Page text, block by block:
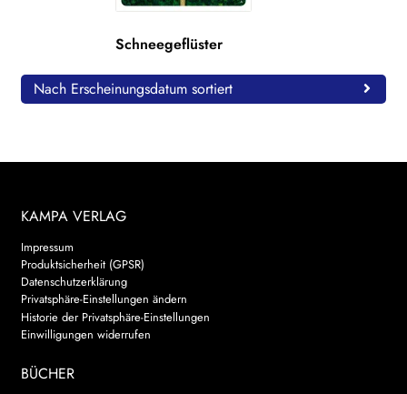
Search:
Schneegeflüster
Nach Erscheinungsdatum sortiert
KAMPA VERLAG
Impressum
Produktsicherheit (GPSR)
Datenschutzerklärung
Privatsphäre-Einstellungen ändern
Historie der Privatsphäre-Einstellungen
Einwilligungen widerrufen
BÜCHER